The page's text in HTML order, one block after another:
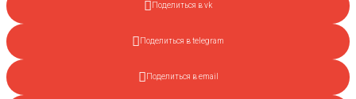
Поделиться в vk
Поделиться в telegram
Поделиться в email